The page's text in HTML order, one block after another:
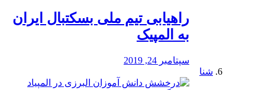
راهیابی تیم ملی بسکتبال ایران
به المپیک
سپتامبر 24, 2019
شنا